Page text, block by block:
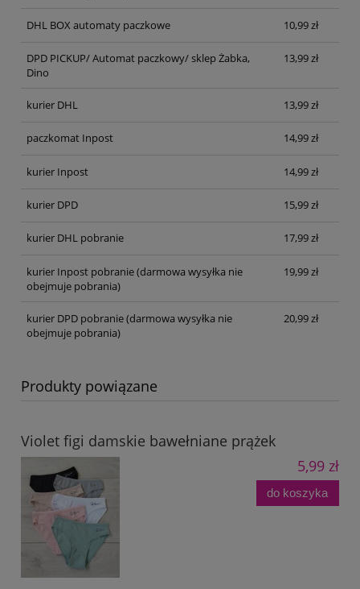
DHL BOX automaty paczkowe 10,99 zł
DPD PICKUP/ Automat paczkowy/ sklep Żabka,
Dino
13,99 zł
kurier DHL 13,99 zł
paczkomat Inpost 14,99 zł
kurier Inpost 14,99 zł
kurier DPD 15,99 zł
kurier DHL pobranie 17,99 zł
kurier Inpost pobranie(darmowa wysyłka nie
obejmuje pobrania)
19,99 zł
kurier DPD pobranie(darmowa wysyłka nie
obejmuje pobrania)
20,99 zł
Produkty powiązane
Violet figi damskie bawełniane prążek
5,99 zł
do koszyka